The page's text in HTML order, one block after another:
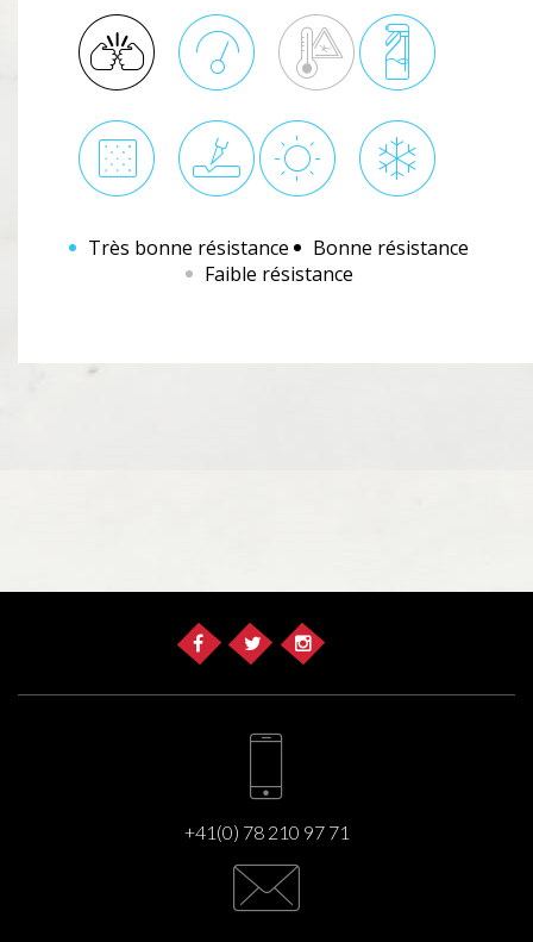
Très bonne résistance
Bonne résistance
Faible résistance
+41(0) 78 210 97 71